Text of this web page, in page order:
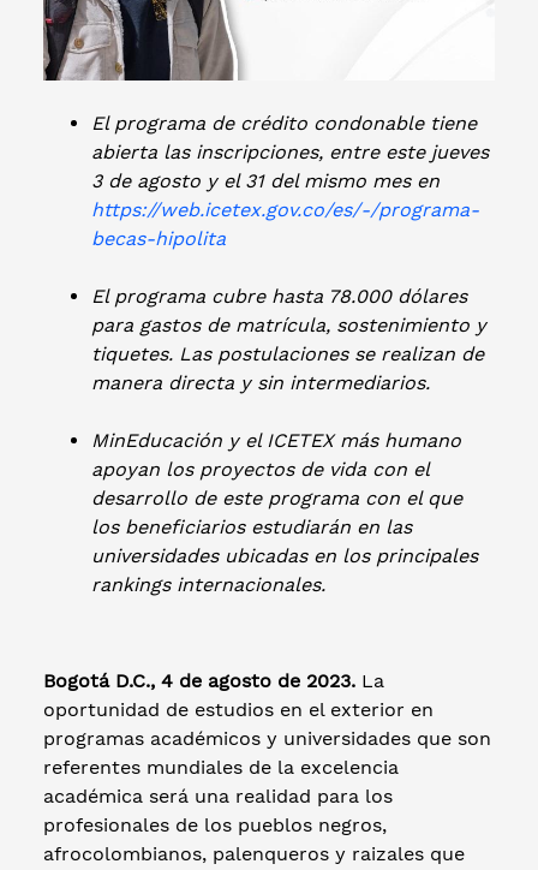
El programa de crédito condonable tiene
abierta las inscripciones, entre este jueves
3 de agosto y el 31 del mismo mes en
https://web.icetex.gov.co/es/-/programa-
becas-hipolita
El programa cubre hasta 78.000 dólares
para gastos de matrícula, sostenimiento y
tiquetes. Las postulaciones se realizan de
manera directa y sin intermediarios.
MinEducación y el ICETEX más humano
apoyan los proyectos de vida con el
desarrollo de este programa con el que
los beneficiarios estudiarán en las
universidades ubicadas en los principales
rankings internacionales.
Bogotá D.C., 4 de agosto de 2023. La
oportunidad de estudios en el exterior en
programas académicos y universidades que son
referentes mundiales de la excelencia
académica será una realidad para los
profesionales de los pueblos negros,
afrocolombianos, palenqueros y raizales que